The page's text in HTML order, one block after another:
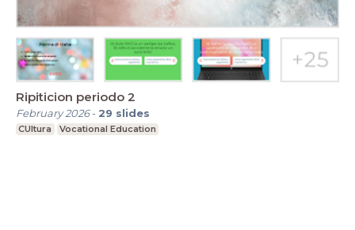
Ripiticion periodo 2
February 2026- 29 slides
CUltura Vocational Education